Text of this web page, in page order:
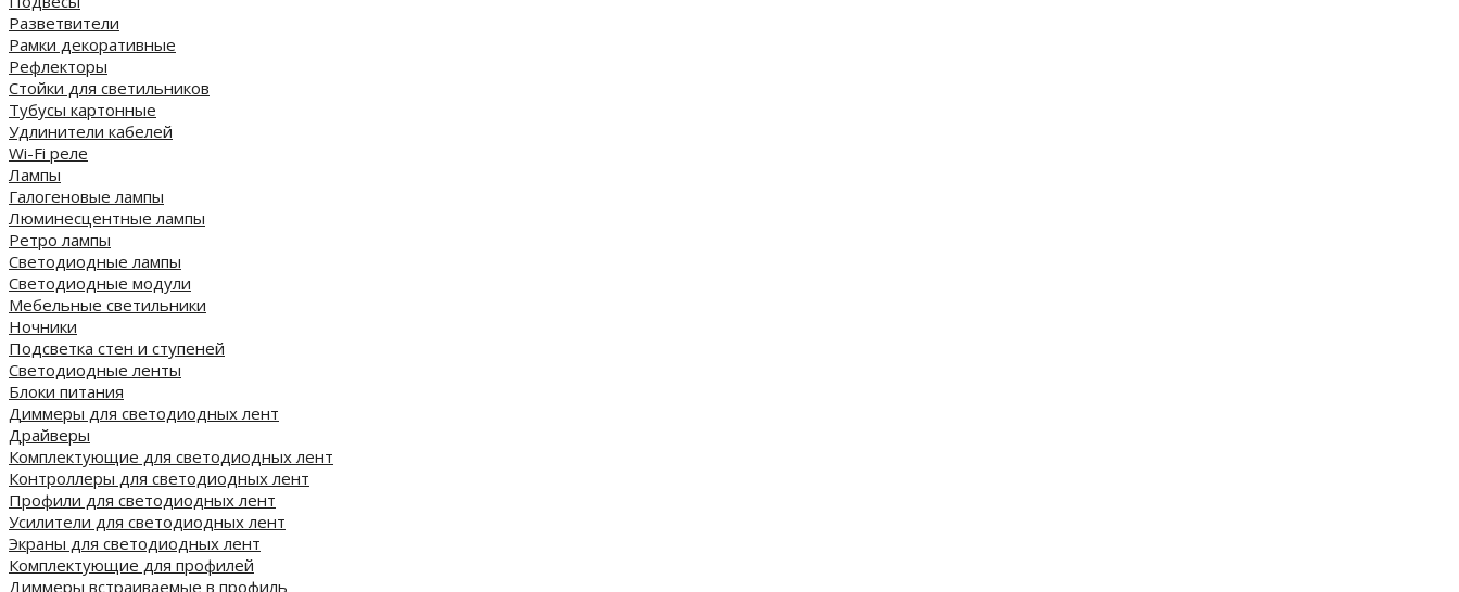
Разветвители
Рамки декоративные
Рефлекторы
Стойки для светильников
Тубусы картонные
Удлинители кабелей
Wi-Fi реле
Лампы
Галогеновые лампы
Люминесцентные лампы
Ретро лампы
Светодиодные лампы
Светодиодные модули
Мебельные светильники
Ночники
Подсветка стен и ступеней
Светодиодные ленты
Блоки питания
Диммеры для светодиодных лент
Драйверы
Комплектующие для светодиодных лент
Контроллеры для светодиодных лент
Профили для светодиодных лент
Усилители для светодиодных лент
Экраны для светодиодных лент
Комплектующие для профилей
Диммеры встраиваемые в профиль